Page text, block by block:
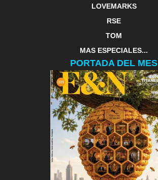
LOVEMARKS
RSE
TOM
MAS ESPECIALES...
PORTADA DEL MES